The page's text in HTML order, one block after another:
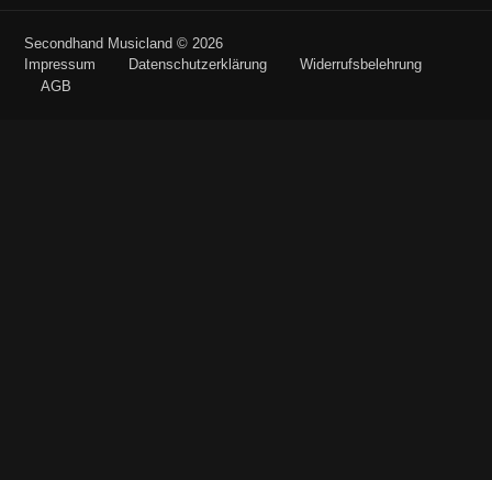
Secondhand Musicland © 2026
Impressum
Datenschutzerklärung
Widerrufsbelehrung
AGB